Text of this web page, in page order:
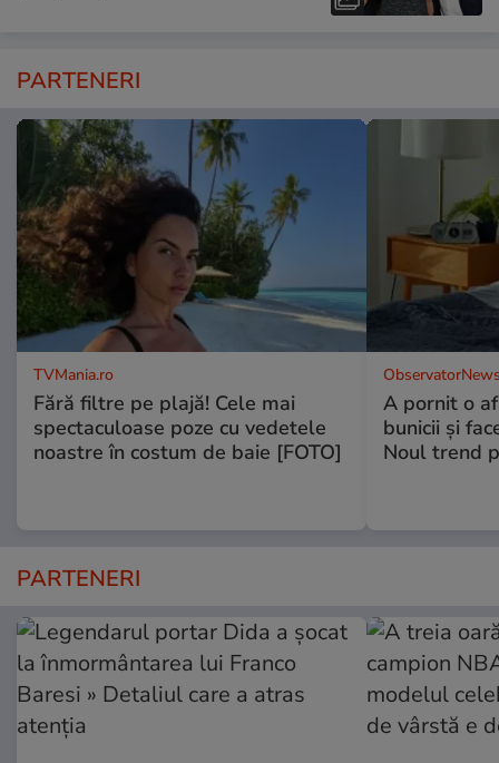
PARTENERI
TVMania.ro
Fără filtre pe plajă! Cele mai
spectaculoase poze cu vedetele
noastre în costum de baie [FOTO]
A pornit o
bunicii şi
Noul trend
PARTENERI